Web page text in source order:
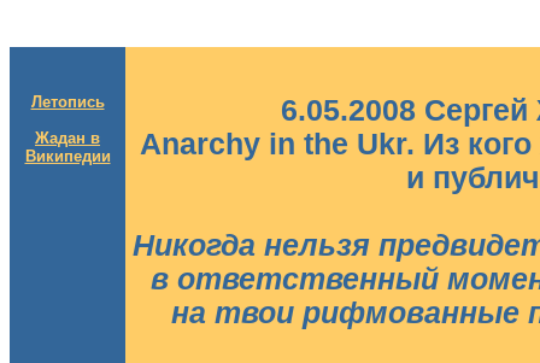
Летопись
Жадан в
Википедии
6.05.2008
Anarchy in the Ukr. Из
и
Никогда нельзя
в ответственный
на твои рифмованные